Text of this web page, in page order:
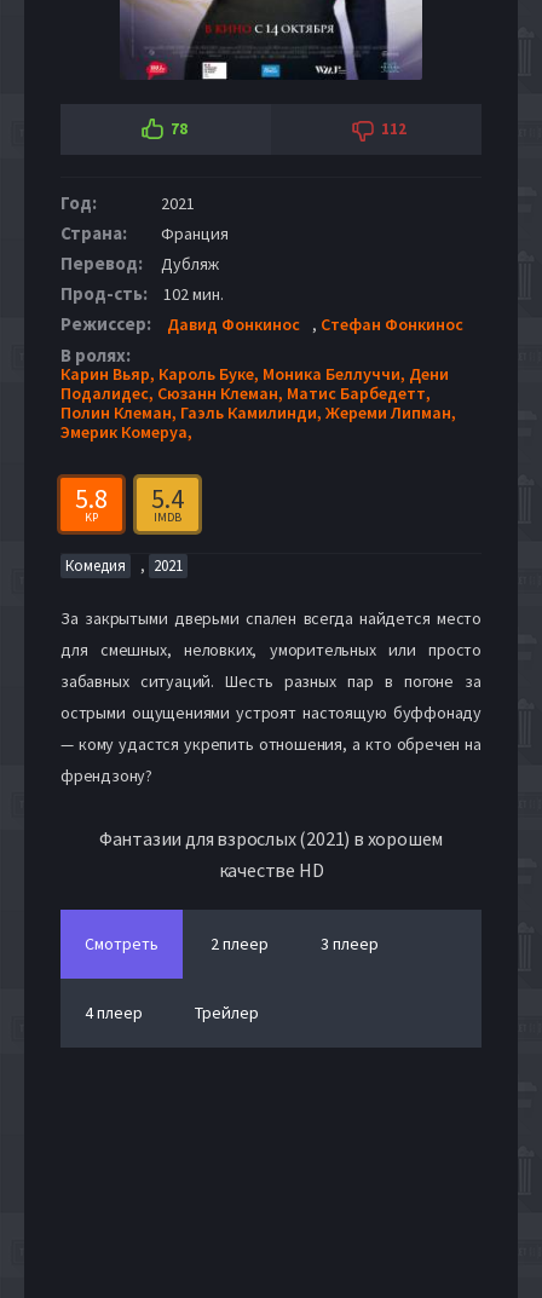
78 112
Год: 2021
Страна: Франция
Перевод: Дубляж
Прод-сть: 102 мин.
Режиссер: Давид Фонкинос , Стефан Фонкинос
В ролях:
Карин Вьяр, Кароль Буке, Моника Беллуччи, Дени
Подалидес, Сюзанн Клеман, Матис Барбедетт,
Полин Клеман, Гаэль Камилинди, Жереми Липман,
Эмерик Комеруа,
5.8
KP
5.4
IMDB
Комедия , 2021
За закрытыми дверьми спален всегда найдется место
для смешных, неловких, уморительных или просто
забавных ситуаций. Шесть разных пар в погоне за
острыми ощущениями устроят настоящую буффонаду
— кому удастся укрепить отношения, а кто обречен на
френдзону?
Фантазии для взрослых (2021) в хорошем
качестве HD
Смотреть 2 плеер 3 плеер
4 плеер Трейлер